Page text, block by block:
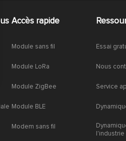
Accès rapide
Module sans fil
Module LoRa
Module ZigBee
Module BLE
Modem sans fil
Essai
Nous
Service
l'industrie